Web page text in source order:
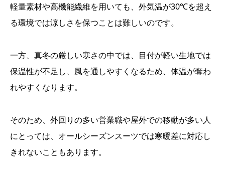
軽量素材や高機能繊維を用いても、外気温が30℃を超え
る環境では涼しさを保つことは難しいのです。
一方、真冬の厳しい寒さの中では、目付が軽い生地では
保温性が不足し、風を通しやすくなるため、体温が奪わ
れやすくなります。
そのため、外回りの多い営業職や屋外での移動が多い人
にとっては、オールシーズンスーツでは寒暖差に対応し
きれないこともあります。